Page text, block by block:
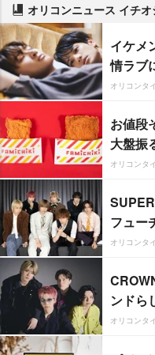
オリコンニュース イチ
イケメ
情ラブ
オリコンタ
お値段
大盤振
オリコンタ
フュー
オリコンタ
ンドら
オリコンタ